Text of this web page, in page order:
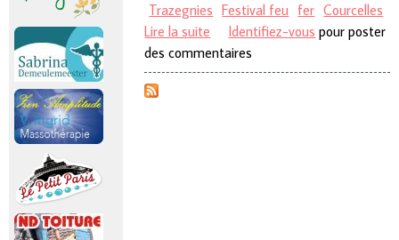
Trazegnies Festival feu fer Courcelles
Lire la suite de 6e festival FEU, FER et
SAVOIR-FAIRE et 1er édition de
Ter'Art
Identifiez-vous pour poster
des commentaires